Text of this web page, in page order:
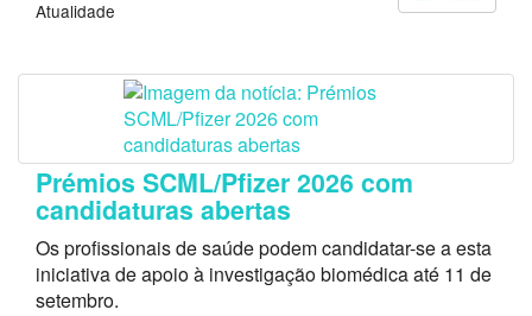
Atualidade
Prémios SCML/Pfizer 2026 com
candidaturas abertas
Os profissionais de saúde podem candidatar-se a esta
iniciativa de apoio à investigação biomédica até 11 de
setembro.